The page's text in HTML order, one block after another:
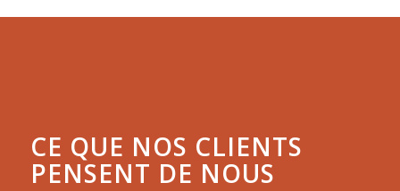
CE QUE NOS CLIENTS
PENSENT DE NOUS